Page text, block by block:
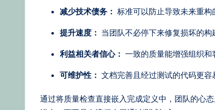
减少技术债务： 标准可以防止导致未来重构
提升速度： 当团队不必停下来修复损坏的构
利益相关者信心： 一致的质量能增强组织和
可维护性： 文档完善且经过测试的代码更容
通过将质量检查直接嵌入完成定义中，团队的心态